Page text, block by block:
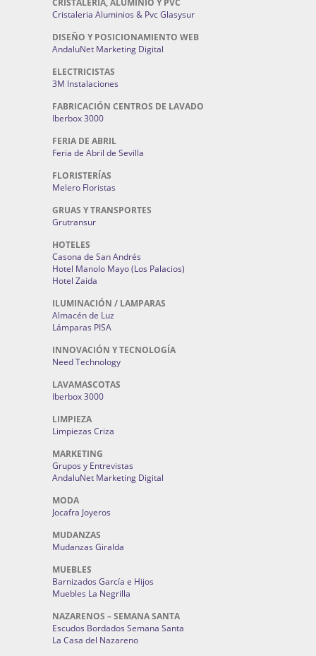
CRISTALERÍA, ALUMINIO Y PVC
Cristaleria Aluminios & Pvc Glasysur
DISEÑO Y POSICIONAMIENTO WEB
AndaluNet Marketing Digital
ELECTRICISTAS
3M Instalaciones
FABRICACIÓN CENTROS DE LAVADO
Iberbox 3000
FERIA DE ABRIL
Feria de Abril de Sevilla
FLORISTERÍAS
Melero Floristas
GRUAS Y TRANSPORTES
Grutransur
HOTELES
Casona de San Andrés
Hotel Manolo Mayo (Los Palacios)
Hotel Zaida
ILUMINACIÓN / LAMPARAS
Almacén de Luz
Lámparas PISA
INNOVACIÓN Y TECNOLOGÍA
Need Technology
LAVAMASCOTAS
Iberbox 3000
LIMPIEZA
Limpiezas Criza
MARKETING
Grupos y Entrevistas
AndaluNet Marketing Digital
MODA
Jocafra Joyeros
MUDANZAS
Mudanzas Giralda
MUEBLES
Barnizados García e Hijos
Muebles La Negrilla
NAZARENOS – SEMANA SANTA
Escudos Bordados Semana Santa
La Casa del Nazareno